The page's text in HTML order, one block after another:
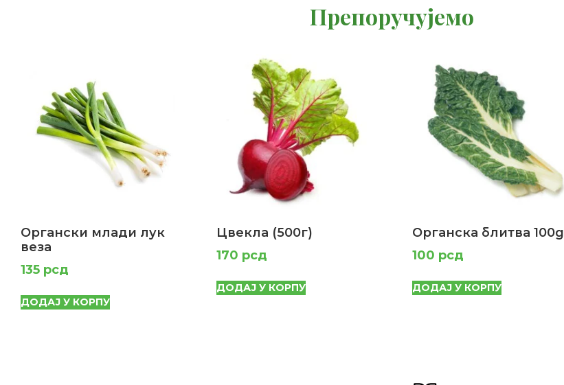
Препоручујемо
Органски млади лук
веза
135 рсд
ДОДАЈ У КОРПУ
Цвекла (500г)
170 рсд
ДОДАЈ У КОРПУ
Органска блитва 100g
100 рсд
ДОДАЈ У КОРПУ